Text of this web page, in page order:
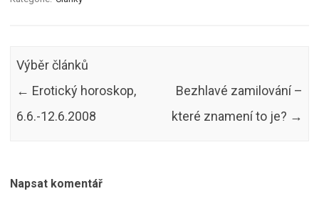
Výběr článků
← Erotický horoskop,
6.6.-12.6.2008
Bezhlavé zamilování –
které znamení to je? →
Napsat komentář